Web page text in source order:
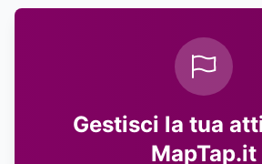
Gestisci la tua
MapTap.it